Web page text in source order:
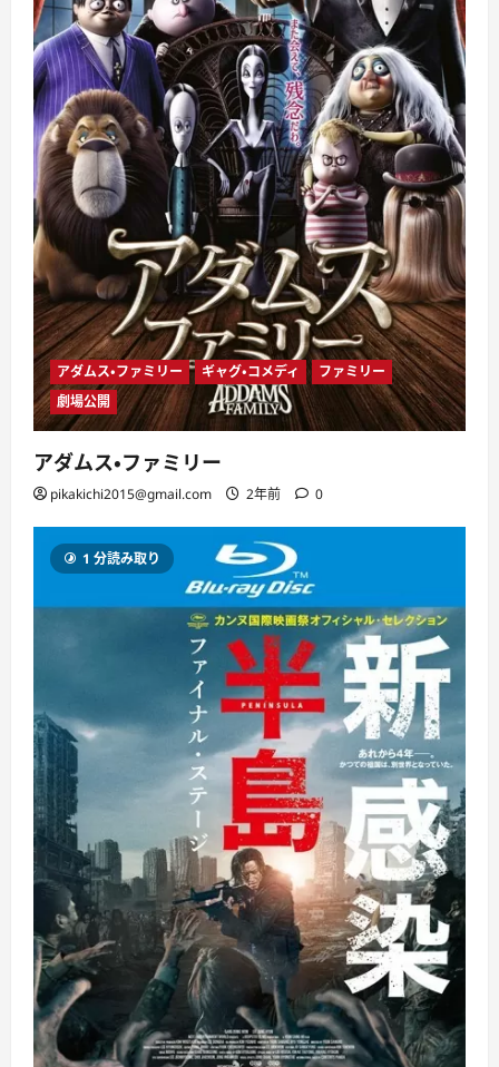
アダムス・ファミリー ギャグ・コメディ
ファミリー
劇場公開
アダムス・ファミリー
pikakichi2015@gmail.com 2年前 0
1 分読み取り